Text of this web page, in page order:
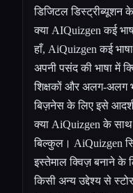
डिजिटल डिस्ट्रीब्यूशन
क्या AIQuizgen कई
हाँ, AiQuizgen कई
अपनी पसंद की भाषा में
शिक्षकों और अलग-अलग
बिज़नेस के लिए इसे आदर्श
क्या AiQuizgen के साथ
बिल्कुल। AiQuizgen
इस्तेमाल क्विज़ बनाने के
किसी अन्य उद्देश्य से